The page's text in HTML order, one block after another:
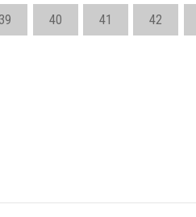
39 40 41 42